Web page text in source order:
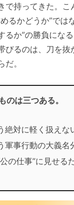
で持ってきた。こ
るかどうか”では
るか”の勝負にな
びるのは、刀を抜
。
のは三つある。
絶対に軽く扱えな
軍事行動の大義名
の仕事”に見せる